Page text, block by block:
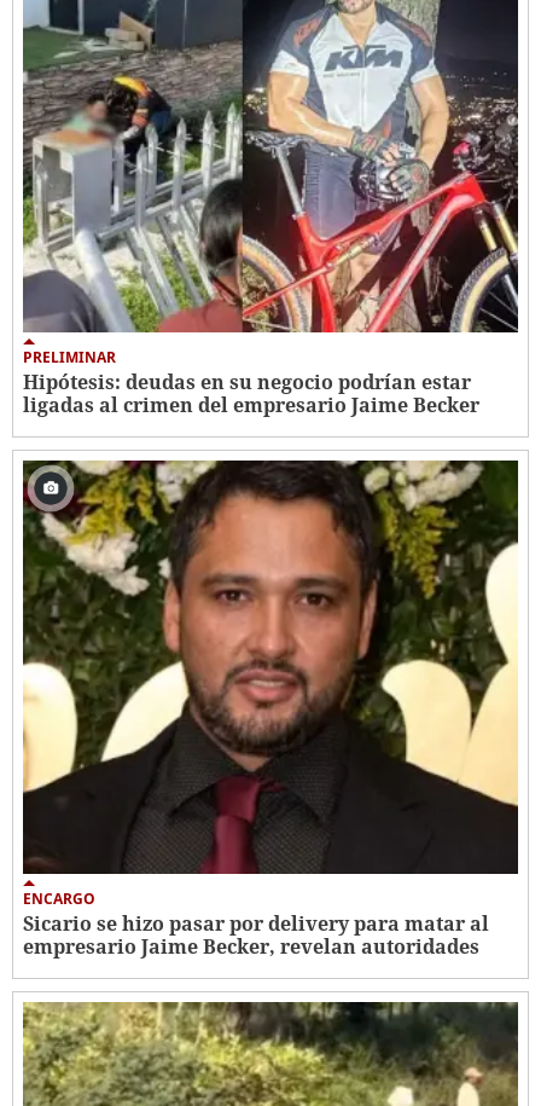
PRELIMINAR
Hipótesis: deudas en su negocio podrían estar
ligadas al crimen del empresario Jaime Becker
ENCARGO
Sicario se hizo pasar por delivery para matar al
empresario Jaime Becker, revelan autoridades